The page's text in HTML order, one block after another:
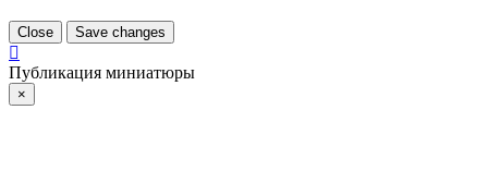
Close Save changes
Публикация миниатюры
×